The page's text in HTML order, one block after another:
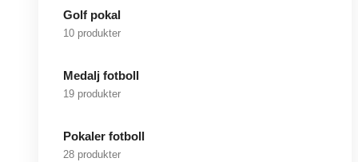
Golf pokal
10 produkter
Medalj fotboll
19 produkter
Pokaler fotboll
28 produkter